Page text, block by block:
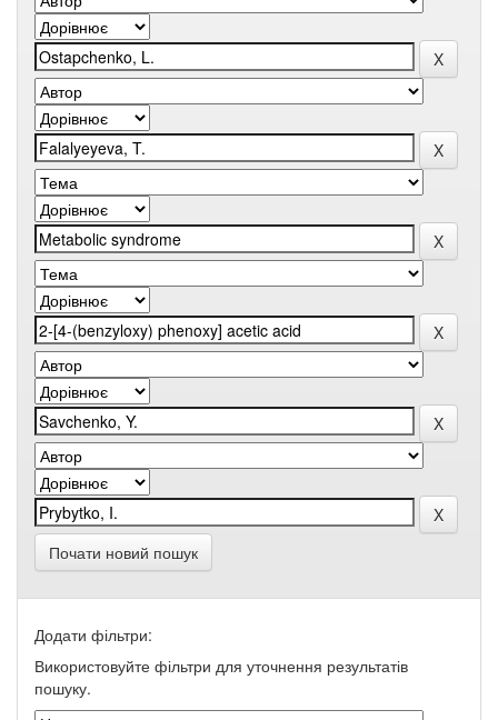
Почати новий пошук
Додати фільтри:
Використовуйте фільтри для уточнення результатів
пошуку.